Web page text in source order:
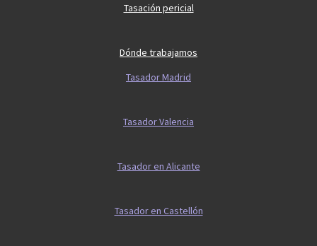
Tasación pericial
Dónde trabajamos
Tasador Madrid
Tasador Valencia
Tasador en Alicante
Tasador en Castellón